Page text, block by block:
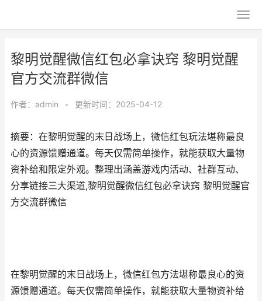
黎明觉醒微信红包必拿诀窍 黎明觉醒
官方交流群微信
作者： admin • 更新时间：2025-04-12
摘要：在黎明觉醒的末日战场上，微信红包玩法堪称最良
心的资源馈赠通道。每天仅需简单操作，就能获取大量物
资补给和限定外观。整理出涵盖游戏内活动、社群互动、
分享链接三大渠道,黎明觉醒微信红包必拿诀窍 黎明觉醒官
方交流群微信
在黎明觉醒的末日战场上，微信红包方法堪称最良心的资
源馈赠通道。每天仅需简单操作，就能获取大量物资补给